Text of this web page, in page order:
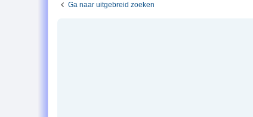
Ga naar uitgebreid zoeken